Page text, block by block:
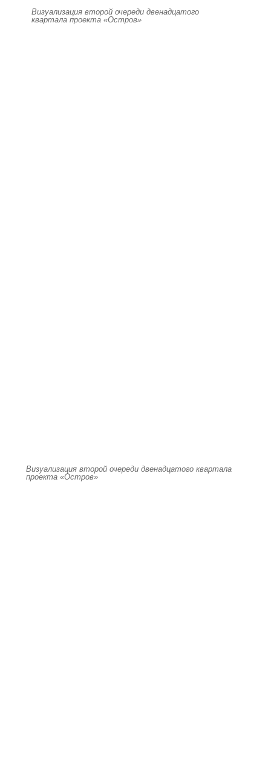
Визуализация второй очереди двенадцатого
квартала проекта «Остров»
Визуализация второй очереди двенадцатого квартала
проекта «Остров»